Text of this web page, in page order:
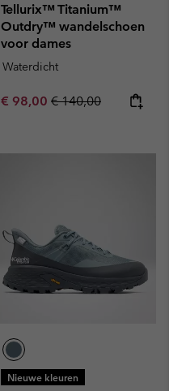
Tellurix™ Titanium™
Outdry™ wandelschoen
voor dames
Waterdicht
Sale price:
€ 98,00 Regular price:
€ 140,00
Nieuwe kleuren